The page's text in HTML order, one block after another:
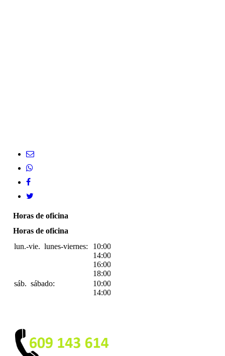
Horas de oficina
Horas de oficina
lun.-vie.lunes-viernes:
10:00-
14:00
16:00-
18:00
sáb.sábado:
10:00-
14:00